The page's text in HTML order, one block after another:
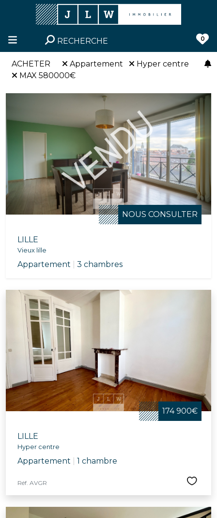
RECHERCHE 0
ACHETER Appartement
Hyper centre
MAX 580000€
NOUS CONSULTER
LILLE
Vieux lille
Appartement 3 chambres
174 900€
LILLE
Hyper centre
Appartement 1 chambre
Réf. AVGR